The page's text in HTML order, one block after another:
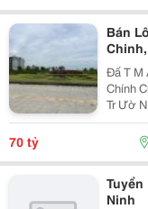
Bán
Vị Trí
Đấ T M
Chính
Tr Ườ
H Ả I D Ươ Ng - Di Ệ N Tích
70 tỷ
Tuyển
Ninh